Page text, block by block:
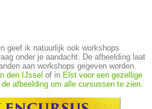
geef ik natuurlijk ook workshops
onder je aandacht. De afbeelding laat
aan workshops gegeven worden.
den IJssel of in Elst voor een gezellige
afbeelding om alle cursussen te zien.